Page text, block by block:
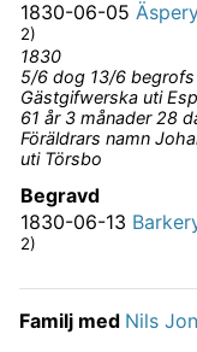
1830-06-05
2)
1830
5/6 dog 13/6
Gästgifwerska uti
61 år 3 månader 28
Föräldrars namn
uti Törsbo
Begravd
1830-06-13
2)
Familj med Nils